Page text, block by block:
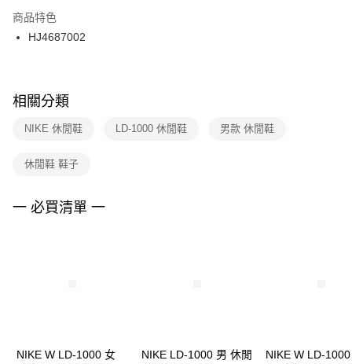
２．訂單成立數日內，您將收到繳費通知簡訊。
３．收到繳費通知簡訊後14天內，點擊此簡訊中的連結，可透過四大超商／
ATM／網路銀行／等多元方式進行付款，方視為交易完成。
※ 交易是否成功請以「AFTEE先享後付 」之結帳頁面顯示為準，若有關於
是否繳費成功／繳費後需取消欲退款等相關疑問，請聯繫「AFTEE先享後付
客戶支援中心」
https://netprotections.freshdesk.com/support/home
１．透過由恩沛科技股份有限公司提供之「AFTEE先享後付」服務完成之交
２．關於個人資料處理事宜，請瀏覽以下網址：
商品特色
HJ4687002
相關分類
NIKE 休閒鞋 LD-1000 休閒鞋 男款 休閒鞋
休閒鞋 鞋子
一 必買清單 一
NIKE W LD-1000 女
NIKE LD-1000 男 休閒
NIKE W LD-